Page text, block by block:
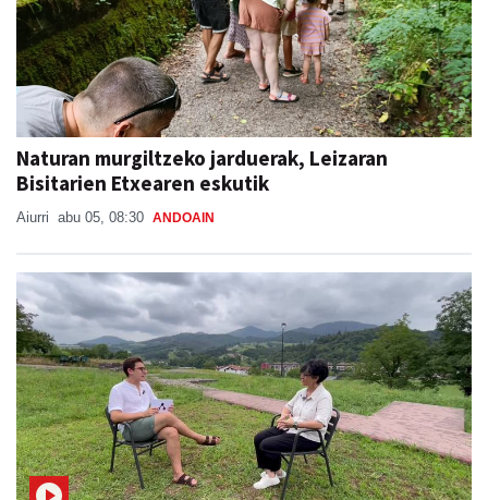
Naturan murgiltzeko jarduerak, Leizaran
Bisitarien Etxearen eskutik
Aiurri abu 05, 08:30 ANDOAIN